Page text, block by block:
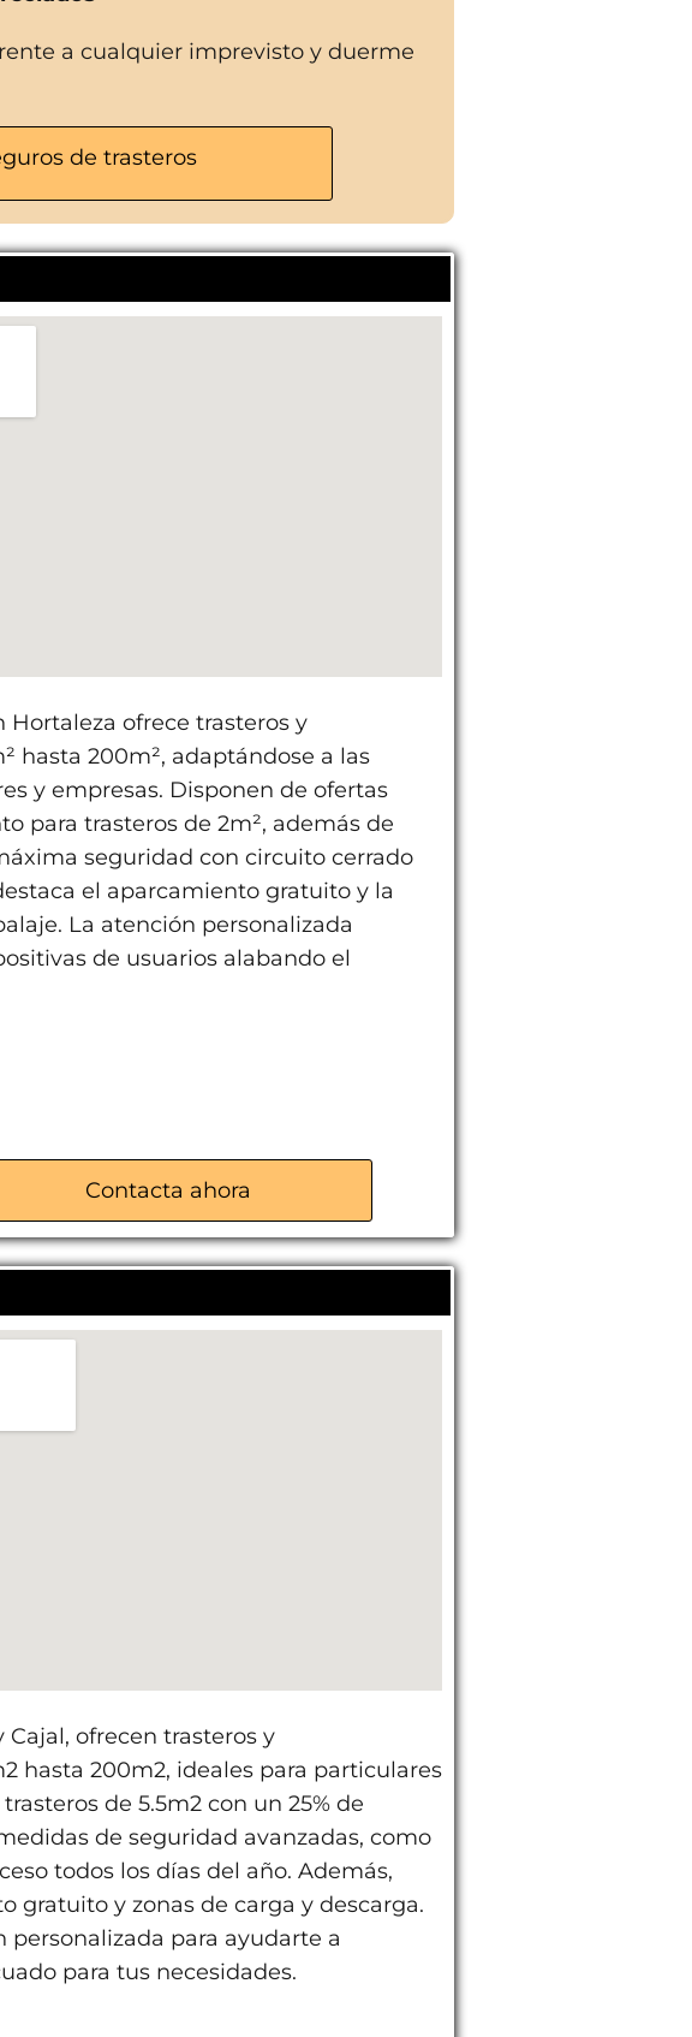
a cualquier imprevisto y duerme
de trasteros
Hortaleza ofrece trasteros y
hasta 200m², adaptándose a las
y empresas. Disponen de ofertas
para trasteros de 2m², además de
seguridad con circuito cerrado
el aparcamiento gratuito y la
La atención personalizada
de usuarios alabando el
de embalaje
Contacta ahora
Cajal, ofrecen trasteros y
hasta 200m2, ideales para particulares
de 5.5m2 con un 25% de
de seguridad avanzadas, como
todos los días del año. Además,
gratuito y zonas de carga y descarga.
personalizada para ayudarte a
para tus necesidades.